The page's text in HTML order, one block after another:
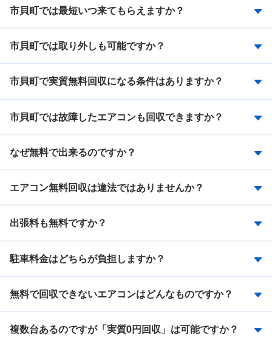
市貝町では最短いつ来てもらえますか？
市貝町では取り外しも可能ですか？
市貝町で実質無料回収になる条件はありますか？
市貝町では故障したエアコンも回収できますか？
なぜ無料で出来るのですか？
エアコン無料回収は違法ではありませんか？
出張料も無料ですか？
駐車料金はどちらが負担しますか？
無料で回収できないエアコンはどんなものですか？
複数台あるのですが「実質0円回収」は可能ですか？